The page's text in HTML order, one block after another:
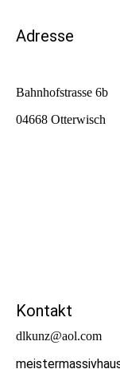
Adresse
Bahnhofstrasse 6b
04668 Otterwisch
Kontakt
dlkunz@aol.com